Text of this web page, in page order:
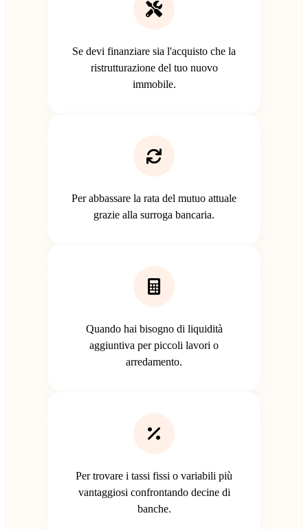
Se devi finanziare sia l'acquisto che la
ristrutturazione del tuo nuovo
immobile.
Per abbassare la rata del mutuo attuale
grazie alla surroga bancaria.
Quando hai bisogno di liquidità
aggiuntiva per piccoli lavori o
arredamento.
Per trovare i tassi fissi o variabili più
vantaggiosi confrontando decine di
banche.